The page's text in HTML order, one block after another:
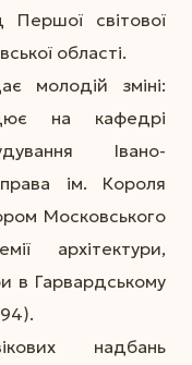
Першої світової
області.
молодій зміні:
на кафедрі
Івано-
права ім. Короля
Московського
архітектури,
в Гарвардському
надбань